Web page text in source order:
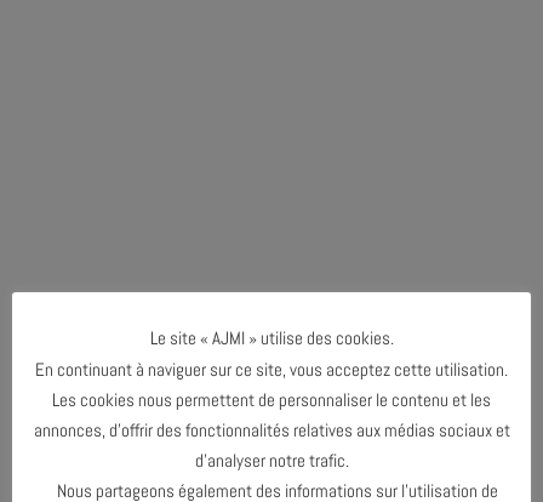
Le site « AJMI » utilise des cookies.
En continuant à naviguer sur ce site, vous acceptez cette utilisation.
Les cookies nous permettent de personnaliser le contenu et les
annonces, d’offrir des fonctionnalités relatives aux médias sociaux et
d’analyser notre trafic.
Nous partageons également des informations sur l’utilisation de